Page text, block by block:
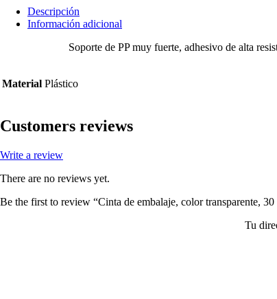
Descripción
Información adicional
Soporte de PP muy fuerte, adhesivo de alta
Material Plástico
Customers reviews
Write a review
There are no reviews yet.
Be the first to review “Cinta de embalaje, color transparente,
Tu